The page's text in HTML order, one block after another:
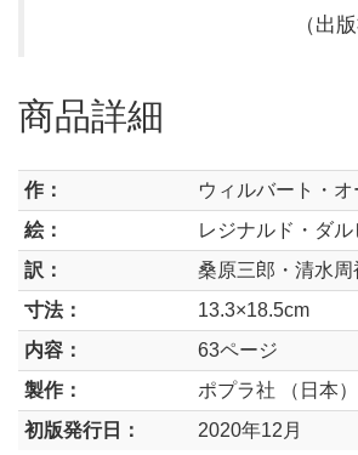
（出
商品詳細
作：
ウィルバート・オ
絵：
レジナルド・ダル
訳：
桑原三郎・清水周
寸法：
13.3×18.5cm
内容：
63ページ
製作：
ポプラ社 （日本）
初版発行日：
2020年12月